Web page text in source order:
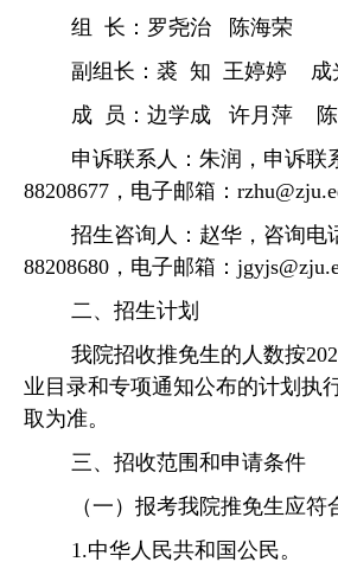
组
长：罗尧治
陈海荣
副组长：裘 知 王婷婷
成
成
员：边学成 许月萍
申诉联系人：朱润 ， 申诉联
88208677 ， 电子邮箱：
招生咨询人：赵华， 咨询电
88208680 ， 电子邮箱 ：
二、招生计划
我院招收推免生的人数按
业目录和专项通知公布的计划执
取为准。
三、 招收范围和申请条件
（一）报考我院推免生应符
1.中华人民共和国公民。